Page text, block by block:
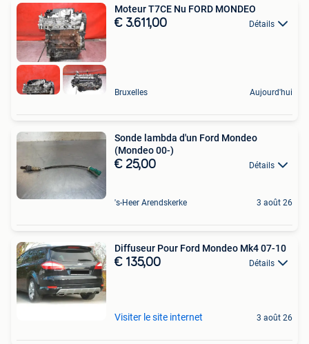
Moteur T7CE Nu FORD MONDEO
€ 3.611,00 Détails
Bruxelles Aujourd'hui
Sonde lambda d'un Ford Mondeo
(Mondeo 00-)
€ 25,00 Détails
's-Heer Arendskerke 3 août 26
Diffuseur Pour Ford Mondeo Mk4 07-10
€ 135,00 Détails
Visiter le site internet 3 août 26